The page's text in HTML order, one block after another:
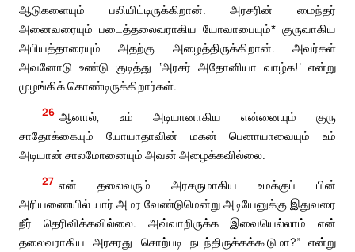
ஆடுகளையும் பலியிட்டிருக்கிறான். அரசரின் மைந்தர்
அனைவரையும் படைத்தலைவராகிய யோவாபையும்* குருவாகிய
அபியத்தாரையும் அதற்கு அழைத்திருக்கிறான். அவர்கள்
அவனோடு உண்டு குடித்து ‘அரசர் அதோனியா வாழ்க!’ என்று
முழங்கிக் கொண்டிருக்கிறார்கள்.
26 ஆனால், உம் அடியானாகிய என்னையும் குரு
சாதோக்கையும் யோயாதாவின் மகன் பெனாயாவையும் உம்
அடியான் சாலமோனையும் அவன் அழைக்கவில்லை.
27 என் தலைவரும் அரசருமாகிய உமக்குப் பின்
அரியணையில் யார் அமர வேண்டுமென்று அடியேனுக்கு இதுவரை
நீர் தெரிவிக்கவில்லை. அவ்வாறிருக்க இவையெல்லாம் என்
தலைவராகிய அரசரது சொற்படி நடந்திருக்கக்கூடுமா?” என்று